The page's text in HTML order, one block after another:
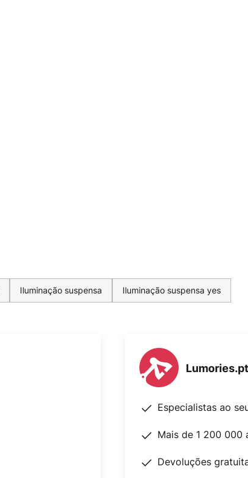
Iluminação suspensa Iluminação suspensa yes
Lumories.pt
Especialistas ao
Mais de 1 200
Devoluções